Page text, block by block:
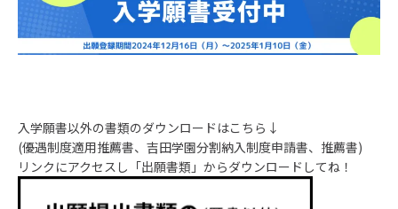
入学願書以外の書類のダウンロードはこちら↓
(優遇制度適用推薦書、吉田学園分割納入制度申請書、推薦書)
リンクにアクセスし「出願書類」からダウンロードしてね！